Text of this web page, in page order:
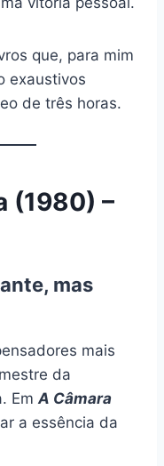
que, para mim
exaustivos
de três horas.
(1980) –
mas
mais
da
Em A Câmara
a essência da